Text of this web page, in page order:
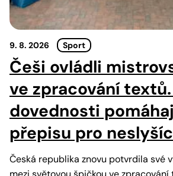
9. 8. 2026 Sport
Češi ovládli
ve zpracování
dovednosti
přepisu pro
Česká republika znovu potvrdila své